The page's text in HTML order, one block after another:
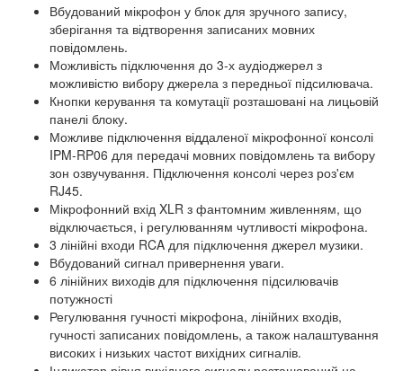
Вбудований мікрофон у блок для зручного запису,
зберігання та відтворення записаних мовних
повідомлень.
Можливість підключення до 3-х аудіоджерел з
можливістю вибору джерела з передньої підсилювача.
Кнопки керування та комутації розташовані на лицьовій
панелі блоку.
Можливе підключення віддаленої мікрофонної консолі
IPM-RP06 для передачі мовних повідомлень та вибору
зон озвучування. Підключення консолі через роз'єм
RJ45.
Мікрофонний вхід XLR з фантомним живленням, що
відключається, і регулюванням чутливості мікрофона.
3 лінійні входи RCA для підключення джерел музики.
Вбудований сигнал привернення уваги.
6 лінійних виходів для підключення підсилювачів
потужності
Регулювання гучності мікрофона, лінійних входів,
гучності записаних повідомлень, а також налаштування
високих і низьких частот вихідних сигналів.